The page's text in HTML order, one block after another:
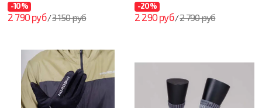
-10%
2 790 руб/3 150 руб
-20%
2 290 руб/2 790 руб